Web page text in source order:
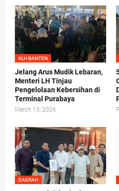
KLH BANTEN
Jelang Arus Mudik Lebaran,
Menteri LH Tinjau
Pengelolaan Kebersihan di
Terminal Purabaya
March 15, 2026
DAERAH